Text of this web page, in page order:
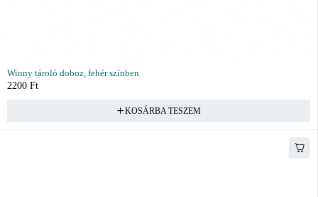
Winny tároló doboz, fehér színben
2200 Ft
KOSÁRBA TESZEM